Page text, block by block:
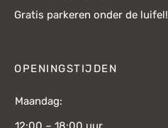
Gratis parkeren onder de luifel!
OPENINGSTIJDEN
Maandag: